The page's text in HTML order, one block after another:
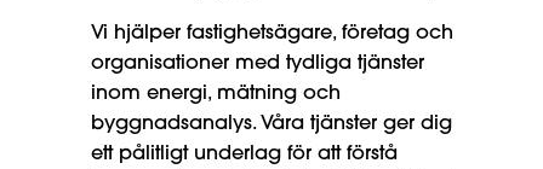
Vi hjälper fastighetsägare, företag och
organisationer med tydliga tjänster
inom energi, mätning och
byggnadsanalys. Våra tjänster ger dig
ett pålitligt underlag för att förstå